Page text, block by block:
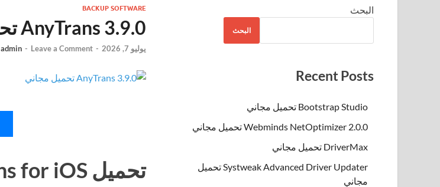
BACKUP SOFTWARE
AnyTrans 3.9.0 تحميل مجاني
يوليو 7, 2026 -
admin - Leave a Comment
تحميل AnyTrans for iOS للكمبيوتر ويندوز
البحث
البحث
Recent Posts
Bootstrap Studio تحميل مجاني
Webminds NetOptimizer 2.0.0 تحميل مجاني
DriverMax تحميل مجاني
Systweak Advanced Driver Updater تحميل
مجاني